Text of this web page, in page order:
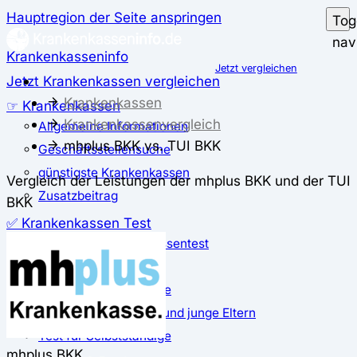
Hauptregion der Seite anspringen
Krankenkasseninfo
Jetzt Krankenkassen vergleichen
☞ Krankenkassen
Allgemeine Informationen
Geschäftsstellensuche
günstigste Krankenkassen
Zusatzbeitrag
✅ Krankenkassen Test
Der große Krankenkassentest
Test für Studierende
Test für Auszubildende
Test für Schwangere und junge Eltern
Test für Selbstständige
Jetzt vergleichen
Krankenkassen
Krankenkassenvergleich
mhplus BKK vs. TUI BKK
Vergleich der Leistungen der mhplus BKK und der TUI
BKK